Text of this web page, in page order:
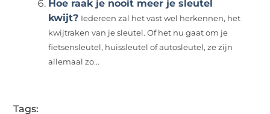
Hoe raak je nooit meer je sleutel
kwijt? Iedereen zal het vast wel herkennen, het
kwijtraken van je sleutel. Of het nu gaat om je
fietsensleutel, huissleutel of autosleutel, ze zijn
allemaal zo...
Tags: